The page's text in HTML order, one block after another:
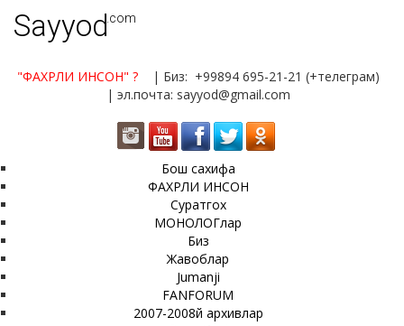
Sayyod.com
"ФАХРЛИ ИНСОН" ?
| Биз: +99894 695-21-21 (+телеграм)
| эл.почта: sayyod@gmail.com
Бош сахифа
ФАХРЛИ ИНСОН
Суратгох
МОНОЛОГлар
Биз
Жавоблар
Jumanji
FANFORUM
2007-2008й архивлар